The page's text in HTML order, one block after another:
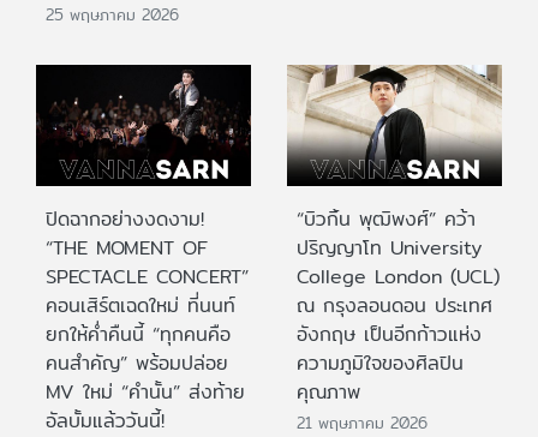
25 พฤษภาคม 2026
ปิดฉากอย่างงดงาม!
“THE MOMENT OF
SPECTACLE CONCERT”
คอนเสิร์ตเฉดใหม่ ที่นนท์
ยกให้ค่ำคืนนี้ “ทุกคนคือ
คนสำคัญ” พร้อมปล่อย
MV ใหม่ “คำนั้น” ส่งท้าย
อัลบั้มแล้ววันนี้!
“บิวกิ้น พุฒิพงศ์” คว้า
ปริญญาโท University
College London (UCL)
ณ กรุงลอนดอน ประเทศ
อังกฤษ เป็นอีกก้าวแห่ง
ความภูมิใจของศิลปิน
คุณภาพ
21 พฤษภาคม 2026